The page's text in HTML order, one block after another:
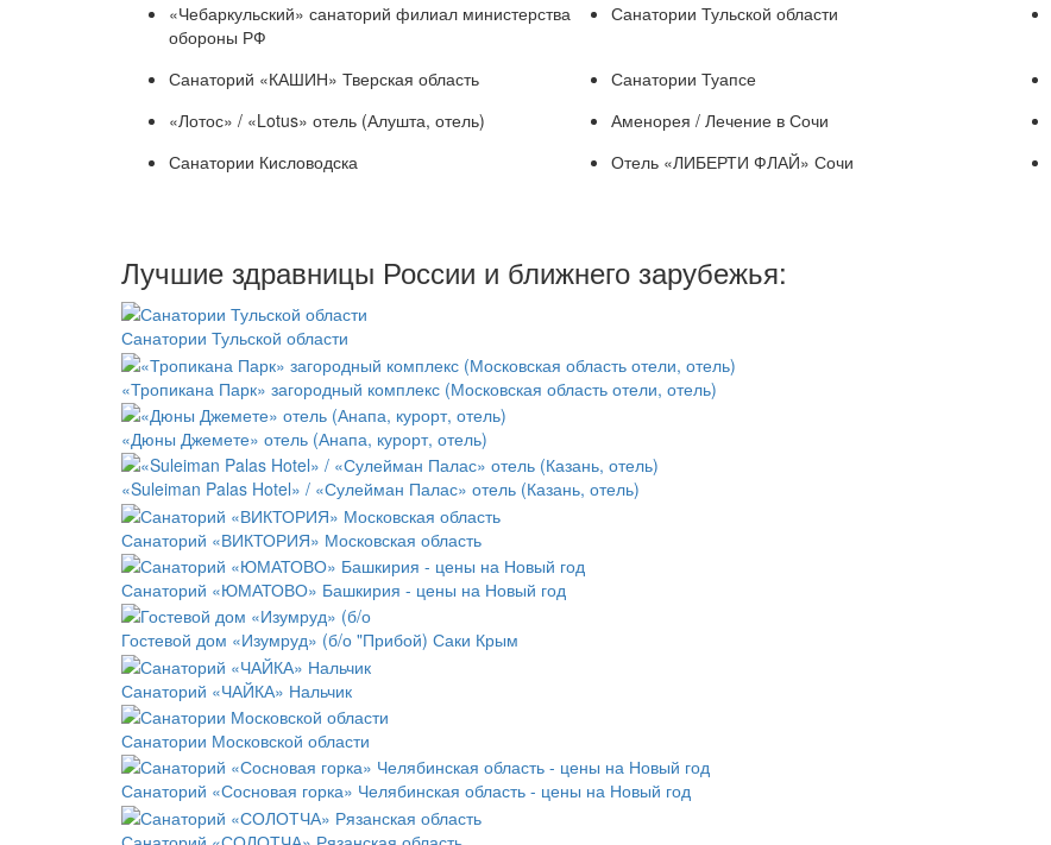
«Чебаркульский» санаторий филиал министерства
обороны РФ
Санатории Тульской области
Санаторий «КАШИН» Тверская область
Санатории Туапсе
«Лотос» / «Lotus» отель (Алушта, отель)
Аменорея / Лечение в Сочи
Санатории Кисловодска
Отель «ЛИБЕРТИ ФЛАЙ» Сочи
Лучшие здравницы России и ближнего зарубежья:
Санатории Тульской области
«Тропикана Парк» загородный комплекс (Московская область отели, отель)
«Дюны Джемете» отель (Анапа, курорт, отель)
«Suleiman Palas Hotel» / «Сулейман Палас» отель (Казань, отель)
Санаторий «ВИКТОРИЯ» Московская область
Санаторий «ЮМАТОВО» Башкирия - цены на Новый год
Гостевой дом «Изумруд» (б/о "Прибой) Саки Крым
Санаторий «ЧАЙКА» Нальчик
Санатории Московской области
Санаторий «Сосновая горка» Челябинская область - цены на Новый год